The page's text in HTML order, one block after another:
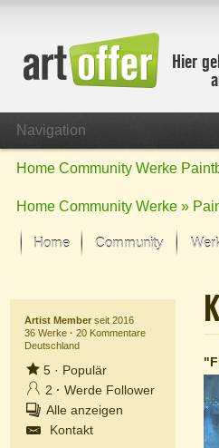
Hier
Navigation
Home Community Werke
Home Community Werke »
Home Community
Artist Memberseit 2016
36 Werke · 20 Kommentare
Deutschland
5· Populär
2 · Werde Follower
Alle anzeigen
Kontakt